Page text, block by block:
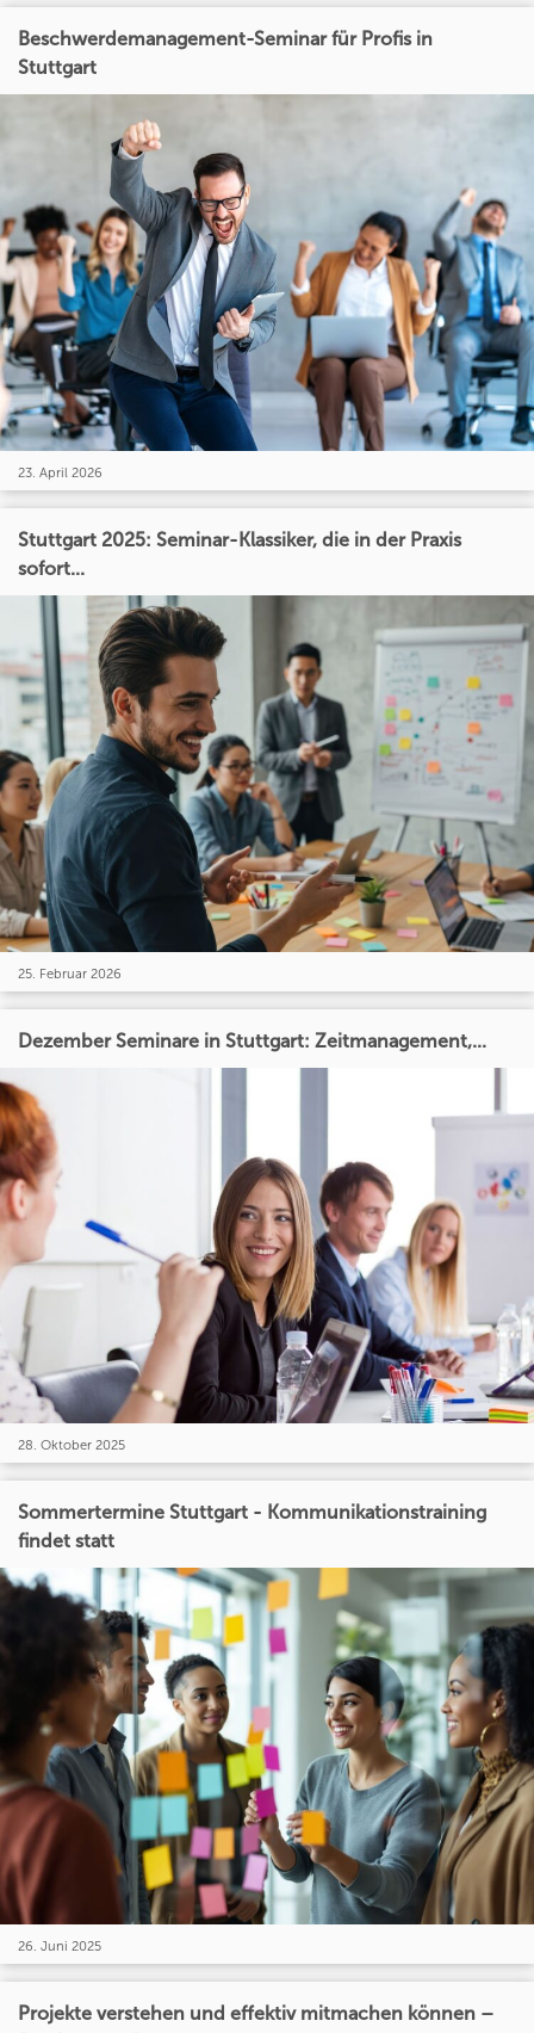
Beschwerdemanagement-Seminar für Profis in
Stuttgart
23. April 2026
Stuttgart 2025: Seminar-Klassiker, die in der Praxis
sofort...
25. Februar 2026
Dezember Seminare in Stuttgart: Zeitmanagement,...
28. Oktober 2025
Sommertermine Stuttgart - Kommunikationstraining
findet statt
26. Juni 2025
Projekte verstehen und effektiv mitmachen können –